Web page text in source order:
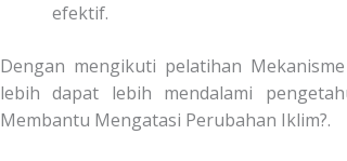
efektif.
Dengan mengikuti pelatihan
lebih dapat lebih mendalami
Membantu Mengatasi Perubahan Iklim?.